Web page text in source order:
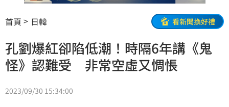
首頁 日韓 看新聞換好禮
孔劉爆紅卻陷低潮！時隔6年講《鬼
怪》認難受 非常空虛又惆悵
2023/09/30 15:34:00